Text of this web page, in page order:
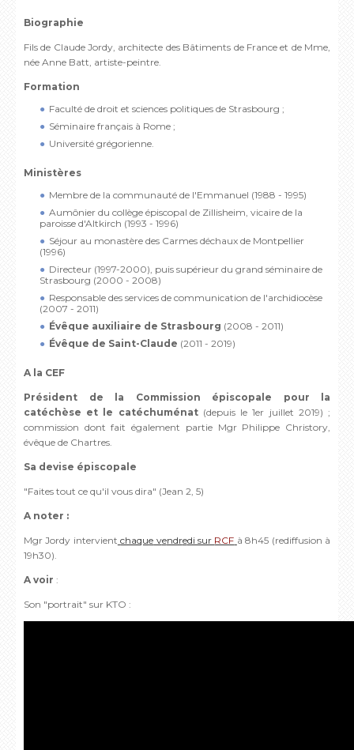
Biographie
Fils de Claude Jordy, architecte des Bâtiments de France et de Mme,
née Anne Batt, artiste-peintre.
Formation
Faculté de droit et sciences politiques de Strasbourg ;
Séminaire français à Rome ;
Université grégorienne.
Ministères
Membre de la communauté de l'Emmanuel (1988 - 1995)
Aumônier du collège épiscopal de Zillisheim, vicaire de la
paroisse d'Altkirch (1993 - 1996)
Séjour au monastère des Carmes déchaux de Montpellier
(1996)
Directeur (1997-2000), puis supérieur du grand séminaire de
Strasbourg (2000 - 2008)
Responsable des services de communication de l'archidiocèse
(2007 - 2011)
Évêque auxiliaire de Strasbourg (2008 - 2011)
Évêque de Saint-Claud e (2011 - 2019)
A la CEF
Président de la Commission épiscopale pour la
catéchèse et le catéchuménat (depuis le 1er juillet 2019) ;
commission dont fait également partie Mgr Philippe Christory,
évêque de Chartres.
Sa d evise épiscopal e
"Faites tout ce qu'il vous dira" (Jean 2, 5)
A noter :
Mgr Jordy intervient chaque vendredi sur RCF à 8h45 (rediffusion à
19h30).
A voir :
Son "portrait" sur KTO :